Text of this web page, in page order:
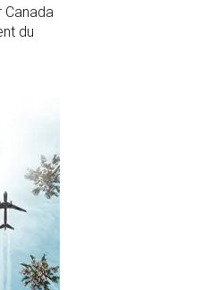
Canada
du